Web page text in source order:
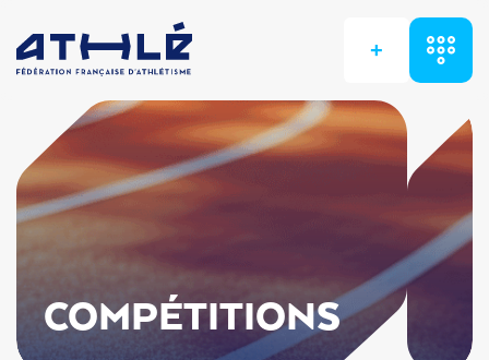
+
COMPÉTITIONS